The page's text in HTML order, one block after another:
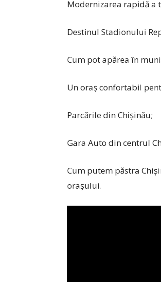
Modernizarea rapidă
Destinul Stadionului
Cum pot apărea în
Un oraș confortabil
Parcările din Chișinău;
Gara Auto din centrul
Cum putem păstra
orașului.